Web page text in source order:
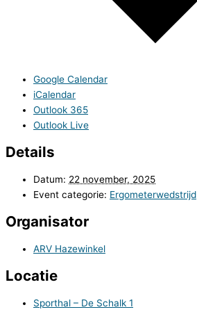
Google Calendar
iCalendar
Outlook 365
Outlook Live
Details
Datum: 22 november, 2025
Event categorie: Ergometerwedstrijd
Organisator
ARV Hazewinkel
Locatie
Sporthal – De Schalk 1